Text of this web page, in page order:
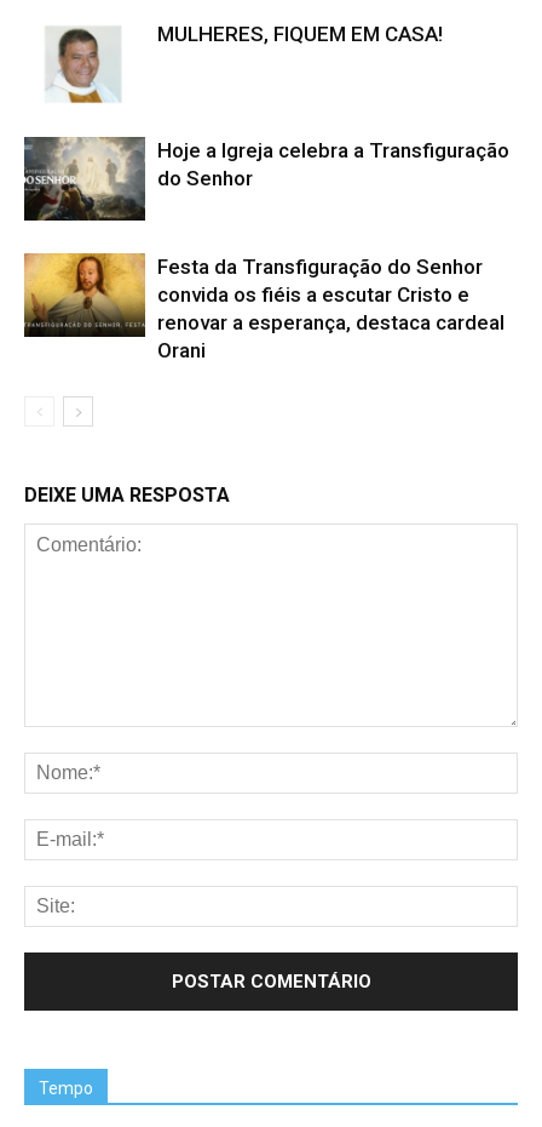
MULHERES, FIQUEM EM CASA!
Hoje a Igreja celebra a Transfiguração
do Senhor
Festa da Transfiguração do Senhor
convida os fiéis a escutar Cristo e
renovar a esperança, destaca cardeal
Orani
DEIXE UMA RESPOSTA
Tempo